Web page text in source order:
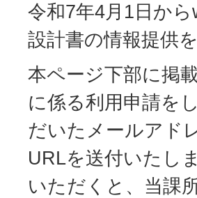
令和7年4月1日か
設計書の情報提供
本ページ下部に掲
に係る利用申請を
だいたメールアド
URLを送付いたし
いただくと、当課